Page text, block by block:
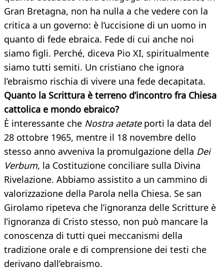
Gran Bretagna, non ha nulla a che vedere con la
critica a un governo: è l’uccisione di un uomo in
quanto di fede ebraica. Fede di cui anche noi
siamo figli. Perché, diceva Pio XI, spiritualmente
siamo tutti semiti. Un cristiano che ignora
l’ebraismo rischia di vivere una fede decapitata.
Quanto la Scrittura è terreno d’incontro fra Chiesa
cattolica e mondo ebraico?
È interessante che Nostra aetate porti la data del
28 ottobre 1965, mentre il 18 novembre dello
stesso anno avveniva la promulgazione della Dei
Verbum, la Costituzione conciliare sulla Divina
Rivelazione. Abbiamo assistito a un cammino di
valorizzazione della Parola nella Chiesa. Se san
Girolamo ripeteva che l’ignoranza delle Scritture è
l’ignoranza di Cristo stesso, non può mancare la
conoscenza di tutti quei meccanismi della
tradizione orale e di comprensione dei testi che
derivano dall’ebraismo.